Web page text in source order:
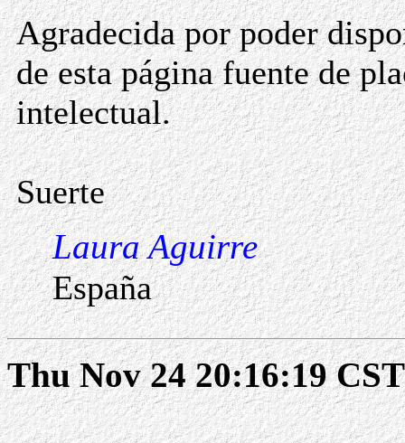
Agradecida por poder
de esta página fuente de
intelectual.
Suerte
Laura Aguirre
España
Thu Nov 24 20:16:19